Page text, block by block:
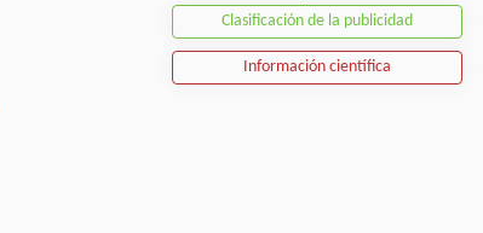
Clasificación de la publicidad
Información científica